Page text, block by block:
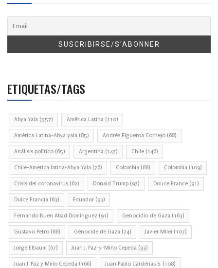
ETIQUETAS/TAGS
Abya Yala (557) América Latina (110)
América Latina-Abya yala (85) Andrés Figueroa Cornejo (68)
Análisis político (65) Argentina (147) Chile (146)
Chile-America latina-Abya Yala (76) Colombia (88) Colombia (109)
Crisis del coronavirus (62) Donald Trump (97) Douce France (91)
Dulce Francia (63) Ecuador (93)
Fernando Buen Abad Domínguez (91) Genocidio de Gaza (163)
Gustavo Petro (88) Génocide de Gaza (74) Javier Milei (107)
Jorge Elbaum (67) Juan J. Paz-y-Miño Cepeda (93)
Juan J. Paz y Miño Cepeda (166) Juan Pablo Cárdenas S. (108)